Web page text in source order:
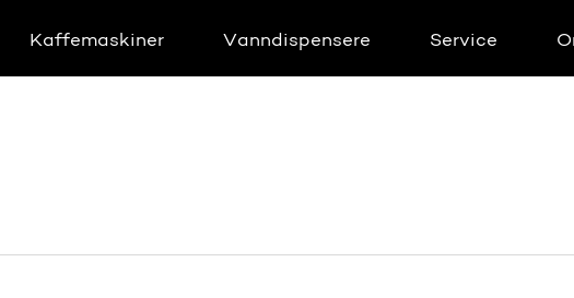
Kaffemaskiner Vanndispensere Service